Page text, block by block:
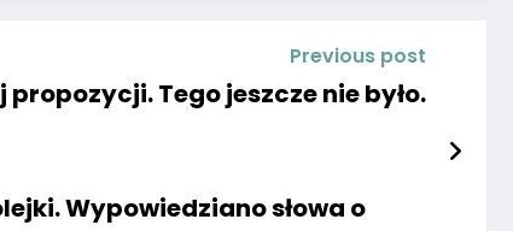
Previous post
propozycji. Tego jeszcze nie było.
Wypowiedziano słowa o